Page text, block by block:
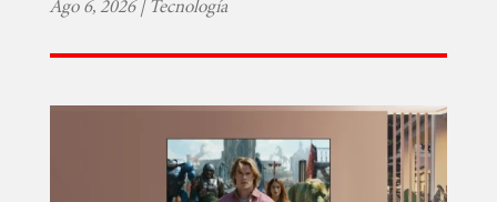
Ago 6, 2026|Tecnología